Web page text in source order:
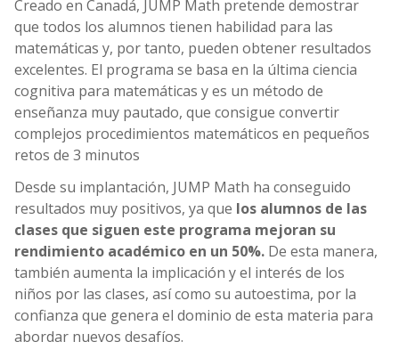
Creado en Canadá, JUMP Math pretende demostrar
que todos los alumnos tienen habilidad para las
matemáticas y, por tanto, pueden obtener resultados
excelentes. El programa se basa en la última ciencia
cognitiva para matemáticas y es un método de
enseñanza muy pautado, que consigue convertir
complejos procedimientos matemáticos en pequeños
retos de 3 minutos
Desde su implantación, JUMP Math ha conseguido
resultados muy positivos, ya que los alumnos de las
clases que siguen este programa mejoran su
rendimiento académico en un 50%. De esta manera,
también aumenta la implicación y el interés de los
niños por las clases, así como su autoestima, por la
confianza que genera el dominio de esta materia para
abordar nuevos desafíos.